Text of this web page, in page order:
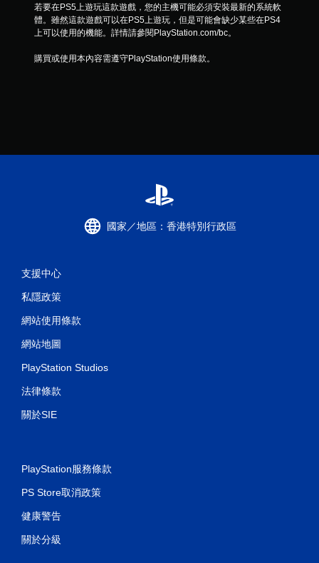
6
若要在PS5上遊玩這款遊戲，您的主機可能必須安裝最新的系統軟
體。雖然這款遊戲可以在PS5上遊玩，但是可能會缺少某些在PS4
上可以使用的機能。詳情請參閱PlayStation.com/bc。
購買或使用本內容需遵守PlayStation使用條款。
國家／地區：香港特別行政區
支援中心
私隱政策
網站使用條款
網站地圖
PlayStation Studios
法律條款
關於SIE
PlayStation服務條款
PS Store取消政策
健康警告
關於分級